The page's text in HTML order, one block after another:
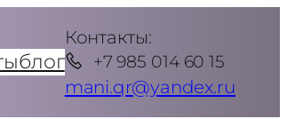
блог
Контакты:
+7 985 014 60 15
mani.qr@yandex.ru